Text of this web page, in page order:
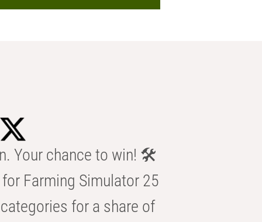
Your chance to win! 🛠️
Farming Simulator 25
for a share of